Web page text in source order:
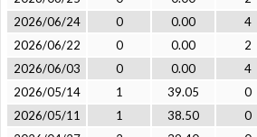
2026/06/24
0 0.00 4
2026/06/22
0 0.00 2
2026/06/03
0 0.00 4
2026/05/14
1 39.05 0
2026/05/11
1 38.50 0